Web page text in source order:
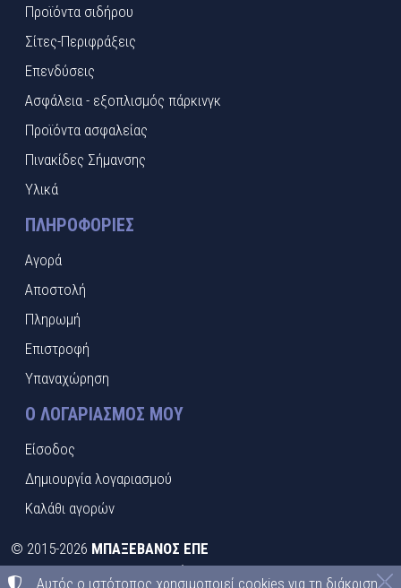
Προϊόντα σιδήρου
Σίτες-Περιφράξεις
Επενδύσεις
Ασφάλεια - εξοπλισμός πάρκινγκ
Προϊόντα ασφαλείας
Πινακίδες Σήμανσης
Υλικά
ΠΛΗΡΟΦΟΡΊΕΣ
Αγορά
Αποστολή
Πληρωμή
Επιστροφή
Υπαναχώρηση
Ο ΛΟΓΑΡΙΑΣΜΌΣ ΜΟΥ
Είσοδος
Δημιουργία λογαριασμού
Καλάθι αγορών
© 2015-2026 ΜΠΑΞΕΒΑΝΟΣ ΕΠΕ
ΑΦΜ:EL095413492• Αριθμός ΓΕΜΗ:021397526000
Αυτός ο ιστότοπος χρησιμοποιεί cookies για τη διάκριση